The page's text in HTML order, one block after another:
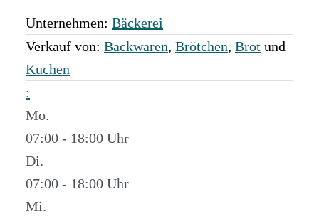
Unternehmen: Bäckerei
Verkauf von: Backwaren, Brötchen, Brot und
Kuchen
:
Mo.
07:00 - 18:00
Di.
07:00 - 18:00
Mi.